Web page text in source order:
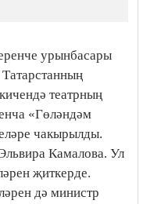
урынбасары
театрның
«Гөләндәм
чакырылды.
Камалова. Ул
җиткерде.
дә министр